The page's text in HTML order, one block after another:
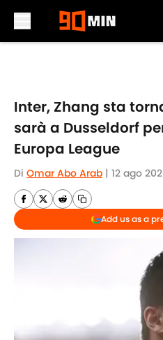
Inter, Zhang sta
sarà a Dusseldorf
Europa League
Di Omar Abo Arab | 12 ago
Add us as a